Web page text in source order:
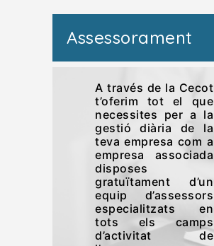
Assessorament
A través de la Cecot
t’oferim tot el que
necessites per a la
gestió diària de la
teva empresa com a
empresa associada
disposes
gratuïtament d’un
equip d’assessors
especialitzats en
tots els camps
d’activitat de